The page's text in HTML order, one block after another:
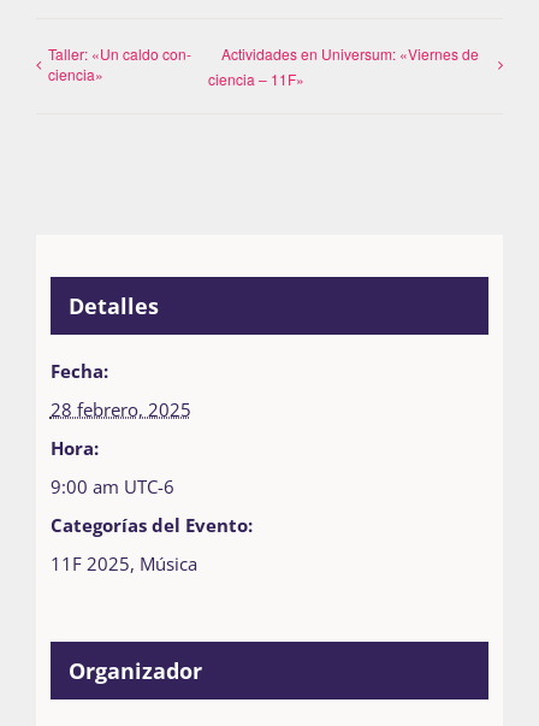
Taller: «Un caldo con-
ciencia»
Actividades en Universum: «Viernes de
ciencia – 11F»
Detalles
Fecha:
28 febrero, 2025
Hora:
9:00 am UTC-6
Categorías del Evento:
11F 2025, Música
Organizador